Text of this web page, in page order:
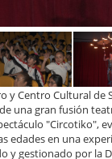
y Centro Cultural de
una gran fusión
"Circotiko",
edades en una
y gestionado por la